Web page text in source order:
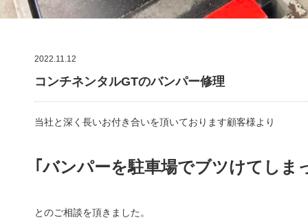
2022.11.12
コンチネンタルGTのバンパー修理
当社と深く長いお付き合いを頂いております顧客様より
｢バンパーを駐車場でブツけてしま
とのご相談を頂きました。